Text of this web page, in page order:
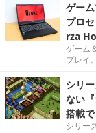
ゲー
プロ
rza
ゲーム
プレイ
シリ
ない
搭載
シリー